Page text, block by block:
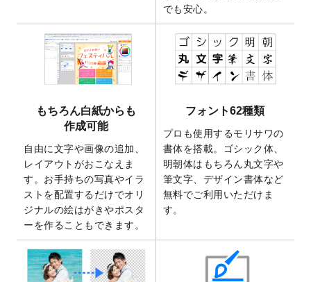
2026年午年の年賀状デザインテンプレート
を公開いたしました。
2025/9/10
喪中はがき・寒中見舞いのデザインテンプ
レートを公開いたしました。
2025/8/1
9,160万点以上の写真やイラスト素材が無料
2025/7/30
キャンバスプリントのデザインテンプレー
トを追加いたしました。
2025/6/30
暑中見舞いのデザインテンプレートを追加
しました。
2025/6/27
キャンバスプリントのデザインテンプレー
トを追加いたしました。
2025/6/24
2026年版1月始まりのカレンダーデザイン
テンプレートを公開いたしました。
2025/6/9
「背景削除機能
」を実装しました。
2025/4/3
DMのデザインテンプレートを追加しまし
でも安心。
もちろん白紙からも
作成可能
自由に文字や画像の追加、
レイアウトがおこなえま
す。お手持ちの写真やイラ
ストを配置するだけでオリ
ジナルの絵はがきやポスタ
ーを作ることもできます。
フォント62種類
プロも使用するモリサワの
書体を搭載。ゴシック体、
明朝体はもちろん丸文字や
筆文字、デザイン書体など
無料でご利用いただけま
す。